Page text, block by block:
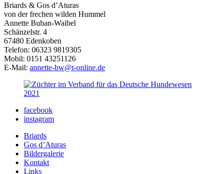
Briards & Gos d’Aturas
von der frechen wilden Hummel
Annette Buban-Waibel
Schänzelstr. 4
67480 Edenkoben
Telefon: 06323 9819305
Mobil: 0151 43251126
E-Mail: annette-bw@t-online.de
facebook
instagram
Briards
Gos d’Aturas
Bildergalerie
Kontakt
Links